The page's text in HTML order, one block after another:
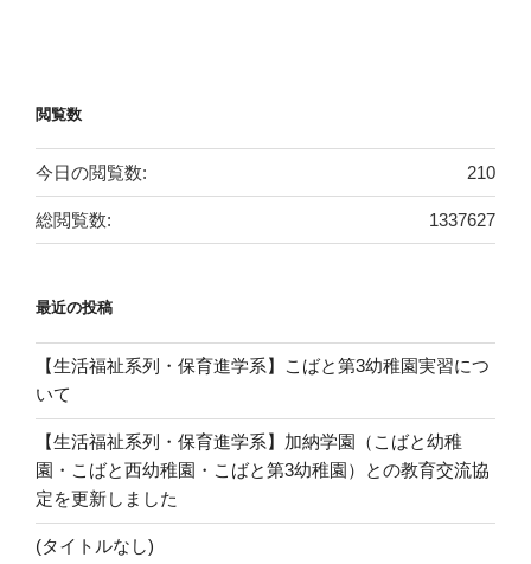
閲覧数
210
今日の閲覧数:
1337627
総閲覧数:
最近の投稿
【生活福祉系列・保育進学系】こばと第3幼稚園実習につ
いて
【生活福祉系列・保育進学系】加納学園（こばと幼稚
園・こばと西幼稚園・こばと第3幼稚園）との教育交流協
定を更新しました
(タイトルなし)